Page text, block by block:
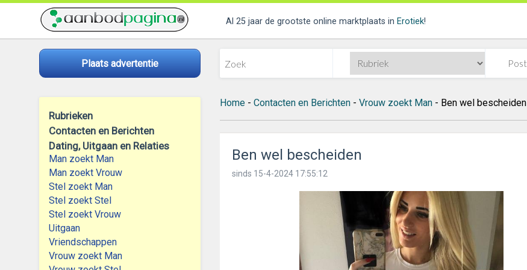
Al 25 jaar de grootste online marktplaats in Erotiek!
Plaats advertentie
Rubrieken
Contacten en Berichten
Dating, Uitgaan en Relaties
Man zoekt Man
Man zoekt Vrouw
Stel zoekt Man
Stel zoekt Stel
Stel zoekt Vrouw
Uitgaan
Vriendschappen
Vrouw zoekt Man
Home- Contacten en Berichten- Vrouw zoekt Man- Ben wel bescheiden
Ben wel bescheiden
sinds 15-4-2024 17:55:12